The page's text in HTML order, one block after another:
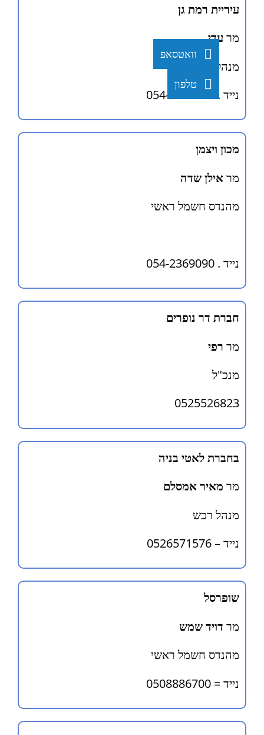
עיריית רמת גן
מר עדי
מנהל אגף בינוי
נייד . 054-9299246
מכון ויצמן
מראילן שדה
מהנדס חשמל ראשי
נייד . 054-2369090
חברת דר נופרים
מר רפי
מנכ"ל
0525526823
בחברת לאטי בניה
מר מאיר אמסלם
מנהל רכש
נייד – 0526571576
שופרסל
מר דויד שמש
מהנדס חשמל ראשי
נייד = 0508886700
וואטסאפ
טלפון